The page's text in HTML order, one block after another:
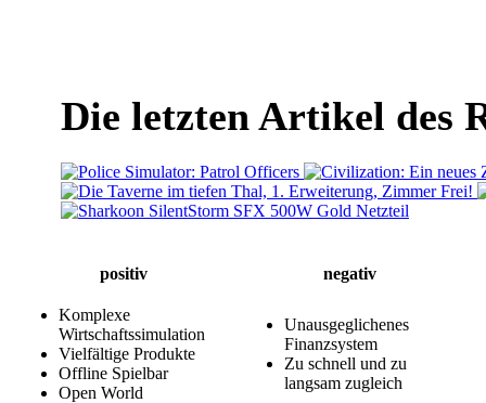
Die letzten Artikel des
positiv negativ
Komplexe
Wirtschaftssimulation
Vielfältige Produkte
Offline Spielbar
Open World
Unausgeglichenes
Finanzsystem
Zu schnell und zu
langsam zugleich